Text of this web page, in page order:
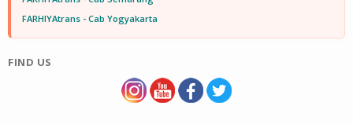
FARHIYAtrans - Cab Yogyakarta
FIND US